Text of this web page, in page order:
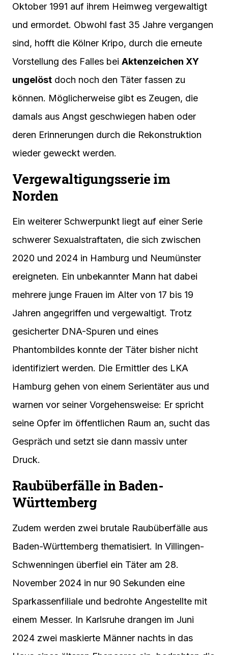
Oktober 1991 auf ihrem Heimweg vergewaltigt
und ermordet. Obwohl fast 35 Jahre vergangen
sind, hofft die Kölner Kripo, durch die erneute
Vorstellung des Falles bei Aktenzeichen XY
ungelöst doch noch den Täter fassen zu
können. Möglicherweise gibt es Zeugen, die
damals aus Angst geschwiegen haben oder
deren Erinnerungen durch die Rekonstruktion
wieder geweckt werden.
Vergewaltigungsserie im
Norden
Ein weiterer Schwerpunkt liegt auf einer Serie
schwerer Sexualstraftaten, die sich zwischen
2020 und 2024 in Hamburg und Neumünster
ereigneten. Ein unbekannter Mann hat dabei
mehrere junge Frauen im Alter von 17 bis 19
Jahren angegriffen und vergewaltigt. Trotz
gesicherter DNA-Spuren und eines
Phantombildes konnte der Täter bisher nicht
identifiziert werden. Die Ermittler des LKA
Hamburg gehen von einem Serientäter aus und
warnen vor seiner Vorgehensweise: Er spricht
seine Opfer im öffentlichen Raum an, sucht das
Gespräch und setzt sie dann massiv unter
Druck.
Raubüberfälle in Baden-
Württemberg
Zudem werden zwei brutale Raubüberfälle aus
Baden-Württemberg thematisiert. In Villingen-
Schwenningen überfiel ein Täter am 28.
November 2024 in nur 90 Sekunden eine
Sparkassenfiliale und bedrohte Angestellte mit
einem Messer. In Karlsruhe drangen im Juni
2024 zwei maskierte Männer nachts in das